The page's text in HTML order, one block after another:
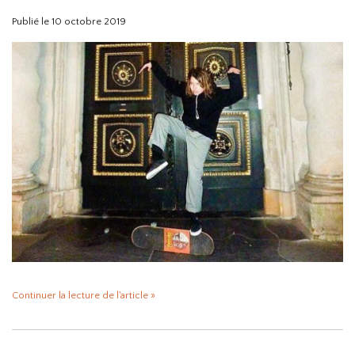
Publié le 10 octobre 2019
Continuer la lecture de l'article »